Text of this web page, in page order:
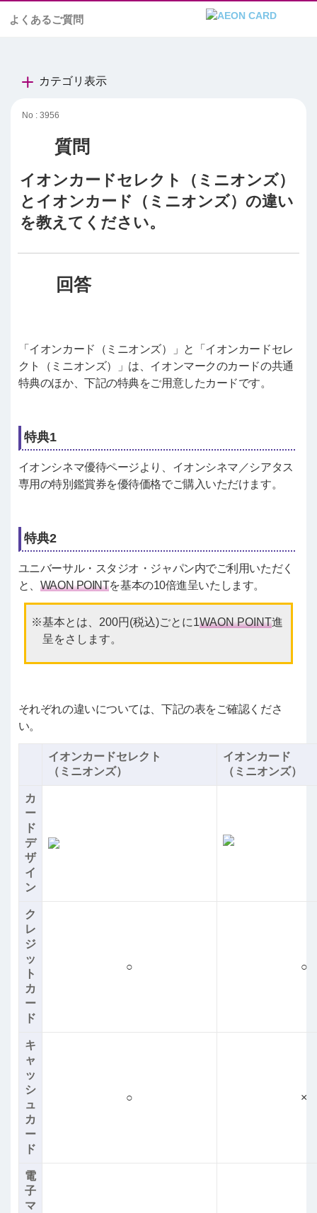
よくあるご質問
カテゴリ表示
No : 3956
イオンカードセレクト（ミニオンズ）
とイオンカード（ミニオンズ）の違い
を教えてください。
「イオンカード（ミニオンズ）」と「イオンカードセレ
クト（ミニオンズ）」は、イオンマークのカードの共通
特典のほか、下記の特典をご用意したカードです。
特典1
イオンシネマ優待ページより、イオンシネマ／シアタス
専用の特別鑑賞券を優待価格でご購入いただけます。
特典2
ユニバーサル・スタジオ・ジャパン内でご利用いただく
と、 WAON POINTを基本の10倍進呈いたします。
基本とは、200円(税込)ごとに1WAON POINT進
呈をさします。
それぞれの違いについては、下記の表をご確認くださ
い。
イオンカードセレクト
（ミニオンズ）
イオンカード
（ミニオンズ）
カ
ー
ド
デ
ザ
イ
ン
ク
レ
ジ
ッ
ト
カ
ー
ド
○ ○
キ
ャ
ッ
シ
ュ
カ
ー
ド
○ ×
電
子
マ